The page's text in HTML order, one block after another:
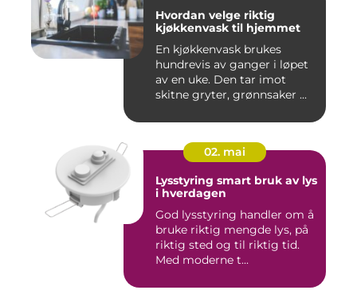
Hvordan velge riktig
kjøkkenvask til hjemmet
En kjøkkenvask brukes
hundrevis av ganger i løpet
av en uke. Den tar imot
skitne gryter, grønnsaker ...
02. mai
Lysstyring smart bruk av lys
i hverdagen
God lysstyring handler om å
bruke riktig mengde lys, på
riktig sted og til riktig tid.
Med moderne t...